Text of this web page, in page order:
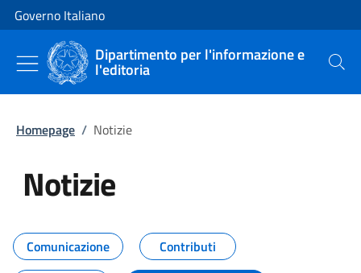
Vai al contenuto
Vai alla navigazione del sito
Governo Italiano
Dipartimento per l'informazione e
l'editoria Cerca
Homepage / Notizie
Notizie
Tutti i contenuti della pagina
Comunicazione
Contributi